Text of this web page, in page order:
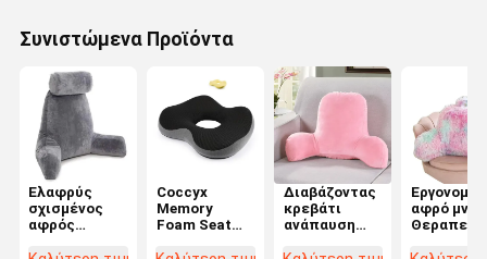
Συνιστώμενα Προϊόντα
Ελαφρύς
σχισμένος
αφρός
Coccyx
Memory
Foam Seat
Διαβάζοντας
κρεβάτι
ανάπαυση
αφρό